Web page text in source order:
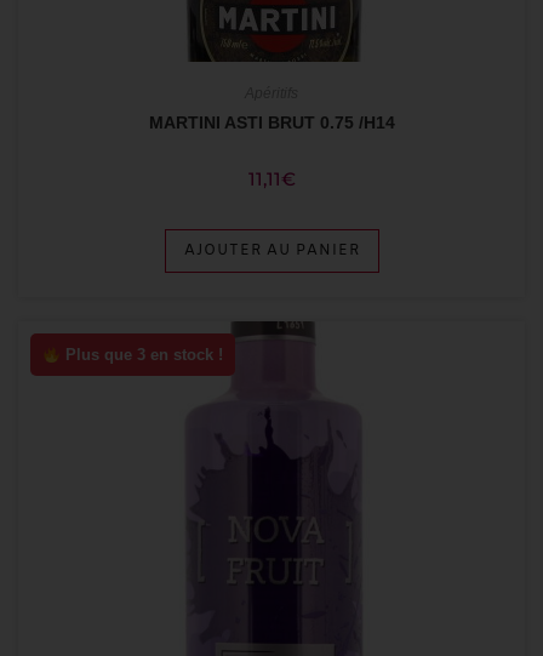
MARTINI ASTI BRUT 0.75 /H14
11,11€
AJOUTER AU PANIER
Plus que 3 en stock !